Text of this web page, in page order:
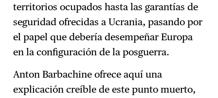
territorios ocupados hasta las garantías de
seguridad ofrecidas a Ucrania, pasando por
el papel que debería desempeñar Europa
en la configuración de la posguerra.
Anton Barbachine ofrece aquí una
explicación creíble de este punto muerto,